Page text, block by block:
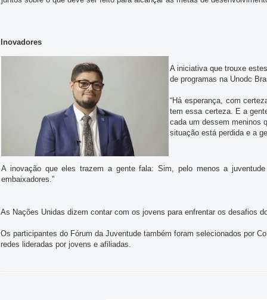
Inovadores
A iniciativa que trouxe
de programas na Unodc
“Há esperança, com
tem essa certeza. E a
cada um dessem meninos
situação está perdida e a
A inovação que eles trazem a gente fala: Sim, pelo menos a
embaixadores.”
As Nações Unidas dizem contar com os jovens para enfrentar os desafios
Os participantes do Fórum da Juventude também foram selecionados por
redes lideradas por jovens e afiliadas.